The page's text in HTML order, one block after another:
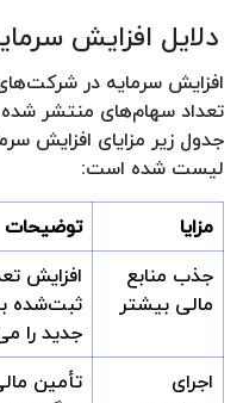
دلایل افزایش
افزایش سرمایه در
تعداد سهام‌های منتشر
جدول زیر مزایای افزایش
لیست شده است:
مزایا
توضیحات
جذب منابع
مالی بیشتر
افزایش
ثبت‌شده
جدید را
اجرای
تأمین